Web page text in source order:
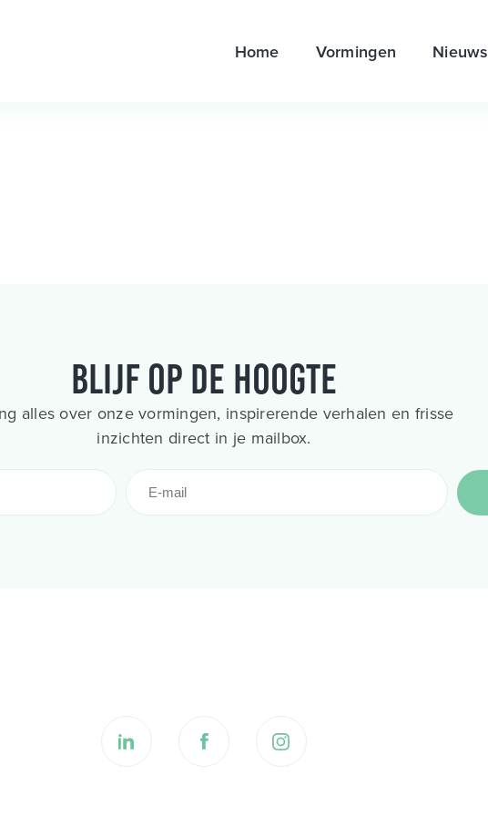
Home Vormingen Nieuws
Blijf op de hoogte
alles over onze vormingen, inspirerende verhalen en frisse
inzichten direct in je mailbox.